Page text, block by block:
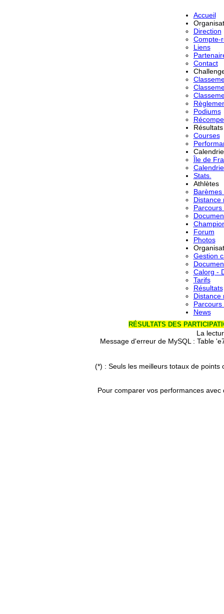
Accueil
Direction
Compte-
Liens
Contact
Podiums
Résultats
Courses
Île de
Stats.
Athlètes
Barèmes
Distance
Forum
Photos
Gestion
Calorg -
Tarifs
Résultats
Distance
News
RÉSULTATS DES
La
Message d'erreur de MySQL : Table
(*) : Seuls les meilleurs totaux de points
Pour comparer vos performances